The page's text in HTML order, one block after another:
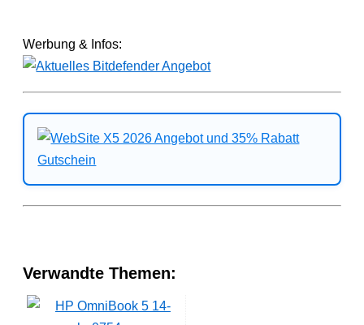
Werbung & Infos:
Verwandte Themen: